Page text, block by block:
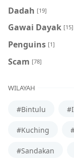
Dadah [19]
Gawai Dayak [15]
Penguins [1]
Scam [78]
WILAYAH
#Bintulu
#Kuching
#Sandakan